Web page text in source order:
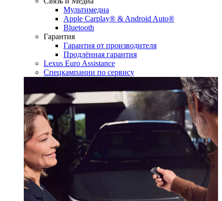
Мультимедиа
Apple Carplay® & Android Auto®
Bluetooth
Гарантия
Гарантия от производителя
Продлённая гарантия
Lexus Euro Assistance
Спецкампании по сервису